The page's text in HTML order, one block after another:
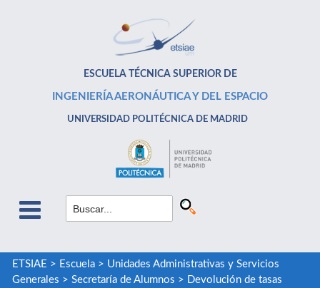
ESCUELA TÉCNICA SUPERIOR DE
INGENIERÍA AERONÁUTICA Y DEL ESPACIO
UNIVERSIDAD POLITÉCNICA DE MADRID
ETSIAE > Escuela> Unidades Administrativas y Servicios
Generales > Secretaría de Alumnos > Devolución de tasas